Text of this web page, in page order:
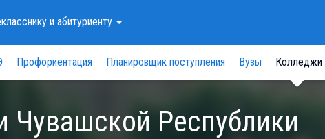
и абитуриенту
Профориентация Планировщик поступления Вузы Колледжи
Чувашской Республики